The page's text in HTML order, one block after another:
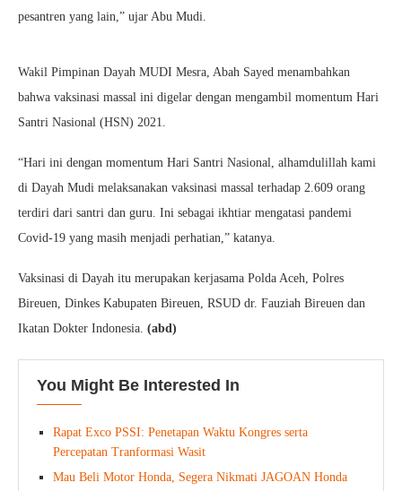
pesantren yang lain,” ujar Abu Mudi.
Wakil Pimpinan Dayah MUDI Mesra, Abah Sayed menambahkan
bahwa vaksinasi massal ini digelar dengan mengambil momentum Hari
Santri Nasional (HSN) 2021.
“Hari ini dengan momentum Hari Santri Nasional, alhamdulillah kami
di Dayah Mudi melaksanakan vaksinasi massal terhadap 2.609 orang
terdiri dari santri dan guru. Ini sebagai ikhtiar mengatasi pandemi
Covid-19 yang masih menjadi perhatian,” katanya.
Vaksinasi di Dayah itu merupakan kerjasama Polda Aceh, Polres
Bireuen, Dinkes Kabupaten Bireuen, RSUD dr. Fauziah Bireuen dan
Ikatan Dokter Indonesia. (abd)
You Might Be Interested In
Rapat Exco PSSI: Penetapan Waktu Kongres serta
Percepatan Tranformasi Wasit
Mau Beli Motor Honda, Segera Nikmati JAGOAN Honda